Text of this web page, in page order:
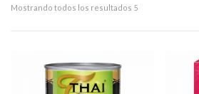
Mostrando todos los resultados 5